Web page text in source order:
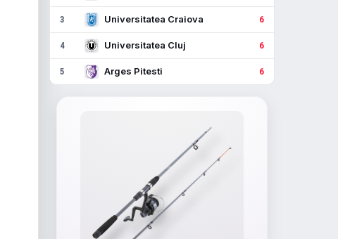
3 Universitatea Craiova 6
4 Universitatea Cluj 6
5 Arges Pitesti 6